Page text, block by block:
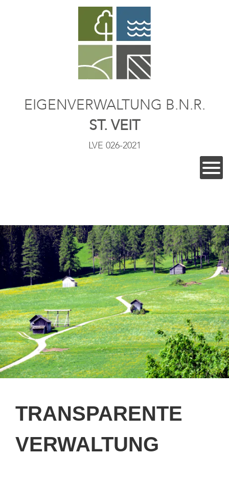
EIGENVERWALTUNG B.N.R.
ST. VEIT
LVE 026-2021
TRANSPARENTE
VERWALTUNG